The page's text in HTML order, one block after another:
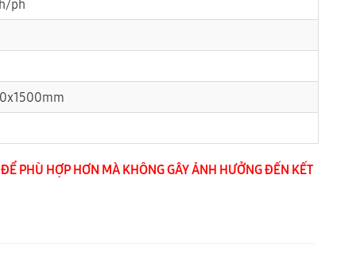
ph
PHÙ HỢP HƠN MÀ KHÔNG GÂY ẢNH HƯỞNG ĐẾN KẾT